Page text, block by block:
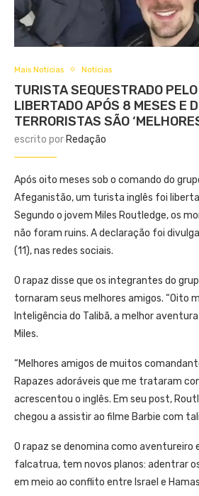
Mais Notícias Notícias
TURISTA SEQUESTRADO
LIBERTADO APÓS 8 MESES E
TERRORISTAS SÃO
escrito por Redação
Após oito meses sob o comando do
Afeganistão, um turista inglês foi
Segundo o jovem Miles Routledge, os
não foram ruins. A declaração foi
(11), nas redes sociais.
O rapaz disse que os integrantes do
tornaram seus melhores amigos. “Oito
Inteligência do Talibã, a melhor aventura
Miles.
“Melhores amigos de muitos
Rapazes adoráveis que me trataram
acrescentou o inglês. Em seu post,
chegou a assistir ao filme Barbie com
O rapaz se denomina como aventureiro
falcatrua, tem novos planos: adentrar
em meio ao conflito entre Israel e